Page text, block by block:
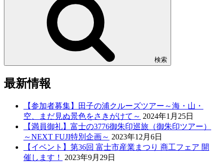
検索
最新情報
【参加者募集】田子の浦クルーズツアー～海・山・
空、まだ見ぬ景色をさきがけて～ 2024年1月25日
【満員御礼】富士の3776御朱印巡旅（御朱印ツアー）
～NEXT FUJI特別企画～ 2023年12月6日
【イベント】第36回 富士市産業まつり 商工フェア 開
催します！
2023年9月29日